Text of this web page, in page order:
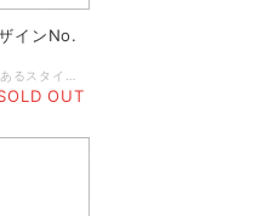
インNo.
OUT